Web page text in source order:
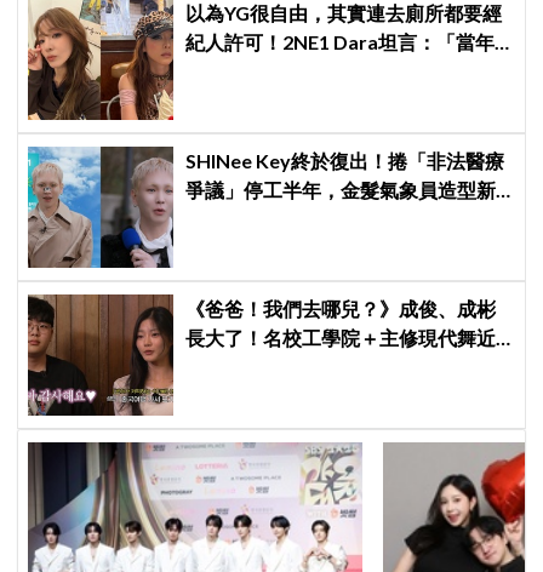
以為YG很自由，其實連去廁所都要經
紀人許可！2NE1 Dara坦言：「當年
SHINee Key終於復出！捲「非法醫療
爭議」停工半年，金髮氣象員造型新
《爸爸！我們去哪兒？》成俊、成彬
長大了！名校工學院＋主修現代舞近